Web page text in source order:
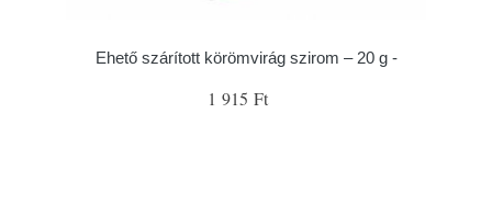
Ehető szárított körömvirág szirom – 20 g -
1 915 Ft